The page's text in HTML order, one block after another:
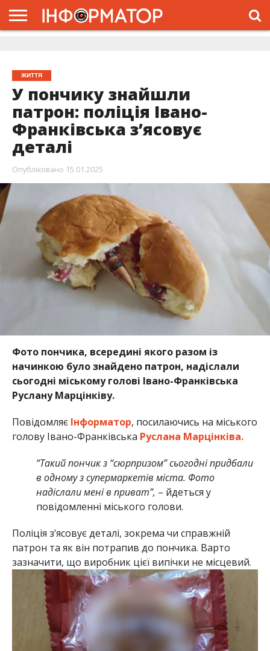
ЖИТТЯ
У пончику знайшли
патрон: поліція Івано-
Франківська з’ясовує
деталі
Опубліковано 15.01.2025
Фото пончика, всередині якого разом із
начинкою було знайдено патрон, надіслали
сьогодні міському голові Івано-Франківська
Руслану Марцінківу.
ПовідомляєІнформатор, посилаючись на міського
голову Івано-Франківська Руслана Марцінківа.
“Такий пончик з “сюрпризом” сьогодні придбали
в одному з супермаркетів міста. Фото
надіслали мені в приват”, – йдеться у
повідомленні міського голови.
Поліція з’ясовує деталі, зокрема чи справжній
патрон та як він потрапив до пончика. Варто
зазначити, що виробник цієї випічки не місцевий.